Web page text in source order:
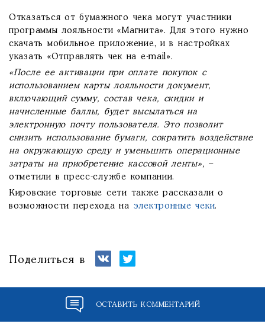
Отказаться от бумажного чека могут участники
программы лояльности «Магнита». Для этого нужно
скачать мобильное приложение, и в настройках
указать «Отправлять чек на e-mail».
«После ее активации при оплате покупок с
использованием карты лояльности документ,
включающий сумму, состав чека, скидки и
начисленные баллы, будет высылаться на
электронную почту пользователя. Это позволит
снизить использование бумаги, сократить воздействие
на окружающую среду и уменьшить операционные
затраты на приобретение кассовой ленты»,–
отметили в пресс-службе компании.
Кировские торговые сети также рассказали о
возможности перехода на электронные чеки.
Поделиться в
ОСТАВИТЬ КОММЕНТАРИЙ